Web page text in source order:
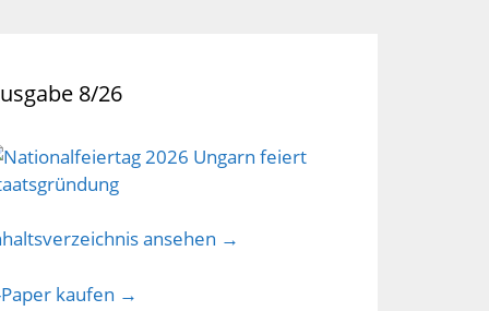
8/26
ansehen →
Paper kaufen →